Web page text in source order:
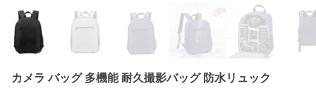
カメラ バッグ 多機能 耐久撮影バッグ 防水リュック